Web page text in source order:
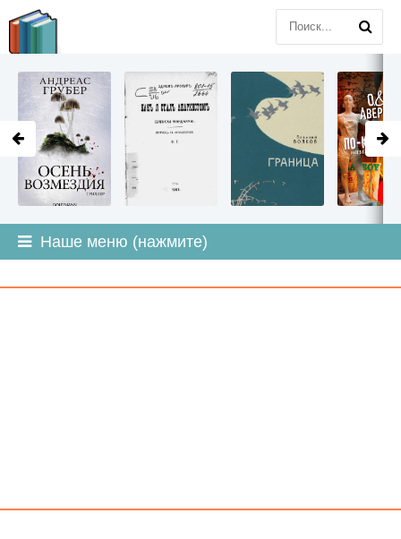
Наше меню (нажмите)
LITMIR.ORG